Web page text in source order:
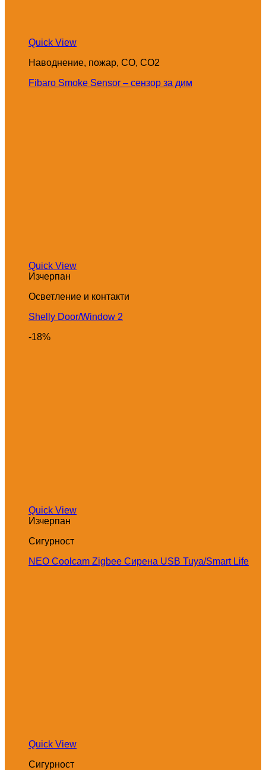
Quick View
Наводнение, пожар, CO, CO2
Fibaro Smoke Sensor – сензор за дим
Quick View
Изчерпан
Осветление и контакти
Shelly Door/Window 2
-18%
Quick View
Изчерпан
Сигурност
NEO Coolcam Zigbee Сирена USB Tuya/Smart Life
Quick View
Сигурност